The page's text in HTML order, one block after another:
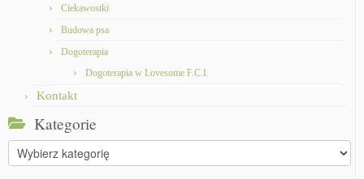
Ciekawostki
Budowa psa
Dogoterapia
Dogoterapia w Lovesome F.C.I.
Kontakt
Kategorie
Kategorie